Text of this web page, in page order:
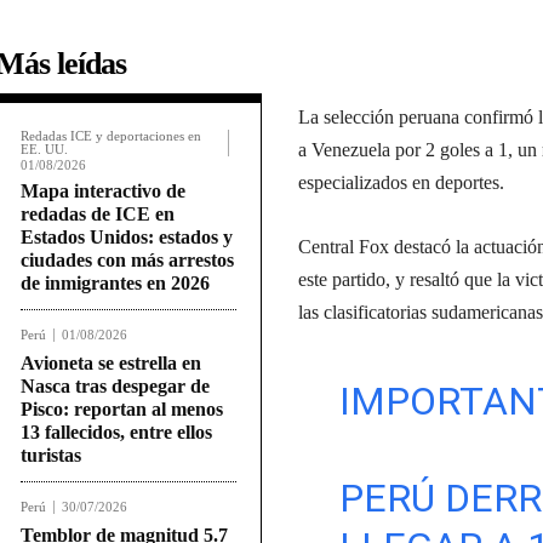
leídas
Redadas ICE y deportaciones en
EE. UU.
01/08/2026
Mapa interactivo de
redadas de ICE en
Estados Unidos: estados y
ciudades con más arrestos
de inmigrantes en 2026
Perú 01/08/2026
Avioneta se estrella en
Nasca tras despegar de
Pisco: reportan al menos
13 fallecidos, entre ellos
turistas
Perú 30/07/2026
Temblor de magnitud 5.7
La selección peruana confirmó
a Venezuela por 2 goles a 1,
especializados en deportes.
Central Fox destacó la
este partido, y resaltó que la
las clasificatorias
PERÚ